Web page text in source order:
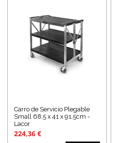
Carro de Servicio Plegable
Small 68,5 x 41 x 91,5cm -
Lacor
224,36 €